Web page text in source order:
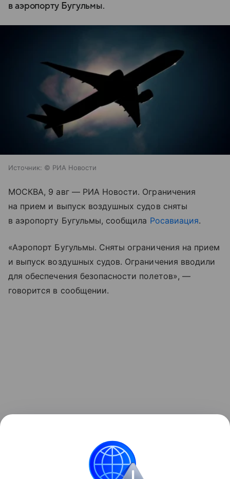
в аэропорту Бугульмы.
Источник: © РИА Новости
МОСКВА, 9 авг — РИА Новости. Ограничения
на прием и выпуск воздушных судов сняты
в аэропорту Бугульмы, сообщила Росавиация.
«Аэропорт Бугульмы. Сняты ограничения на прием
и выпуск воздушных судов. Ограничения вводили
для обеспечения безопасности полетов», —
говорится в сообщении.